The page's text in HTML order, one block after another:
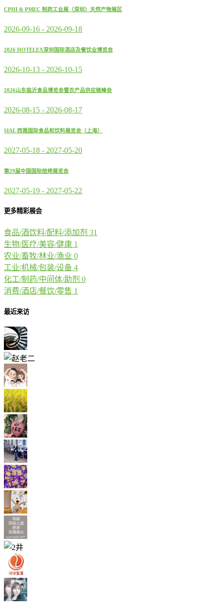
CPHI & PMEC 制药工业展（深圳）天然产物展区
2026-09-16 - 2026-09-18
2026 HOTELEX深圳国际酒店及餐饮业博览会
2026-10-13 - 2026-10-15
2026山东临沂食品博览会暨农产品供应链峰会
2026-08-15 - 2026-08-17
SIAL 西雅国际食品和饮料展览会（上海）
2027-05-18 - 2027-05-20
第29届中国国际焙烤展览会
2027-05-19 - 2027-05-22
更多精彩展会
食品/酒饮料/配料/添加剂 31
生物/医疗/美容/健康 1
农业/畜牧/林业/渔业 0
工业/机械/包装/设备 4
化工/制药/中间体/助剂 0
消费/酒店/餐饮/零售 1
最近来访